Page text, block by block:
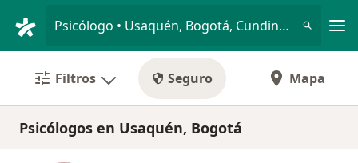
Psicólogo • Usaquén, Bogotá, Cundinamarca
Filtros Seguro Mapa
Psicólogos en Usaquén, Bogotá